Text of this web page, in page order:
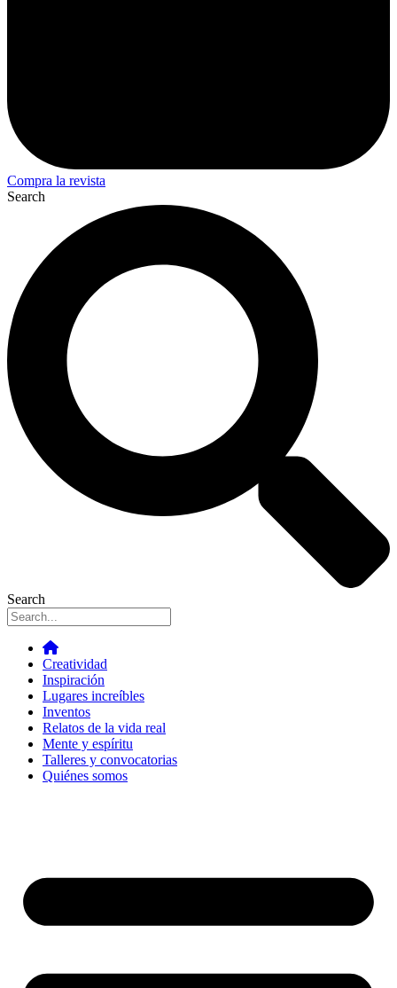
Compra la revista
Search
Search
Creatividad
Inspiración
Lugares increíbles
Inventos
Relatos de la vida real
Mente y espíritu
Talleres y convocatorias
Quiénes somos